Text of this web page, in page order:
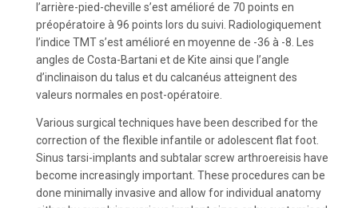
l’arrière-pied-cheville s’est amélioré de 70 points en
préopératoire à 96 points lors du suivi. Radiologiquement
l’indice TMT s’est amélioré en moyenne de -36 à -8. Les
angles de Costa-Bartani et de Kite ainsi que l’angle
d’inclinaison du talus et du calcanéus atteignent des
valeurs normales en post-opératoire.
Various surgical techniques have been described for the
correction of the flexible infantile or adolescent flat foot.
Sinus tarsi-implants and subtalar screw arthroereisis have
become increasingly important. These procedures can be
done minimally invasive and allow for individual anatomy